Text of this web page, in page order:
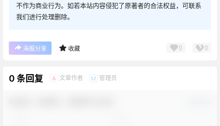
不作为商业行为。如若本站内容侵犯了原著者的合法权益，可联系
我们进行处理删除。
海报分享 收藏 0 0
0 条回复 A 文章作者 M 管理员